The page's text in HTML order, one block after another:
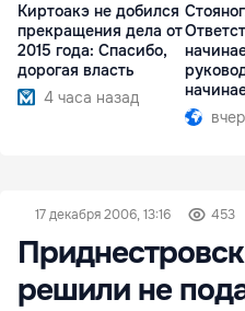
Киртоакэ не добился
прекращения дела от
2015 года: Спасибо,
дорогая власть
4 часа назад
17 декабря 2006, 13:16 453
решили не